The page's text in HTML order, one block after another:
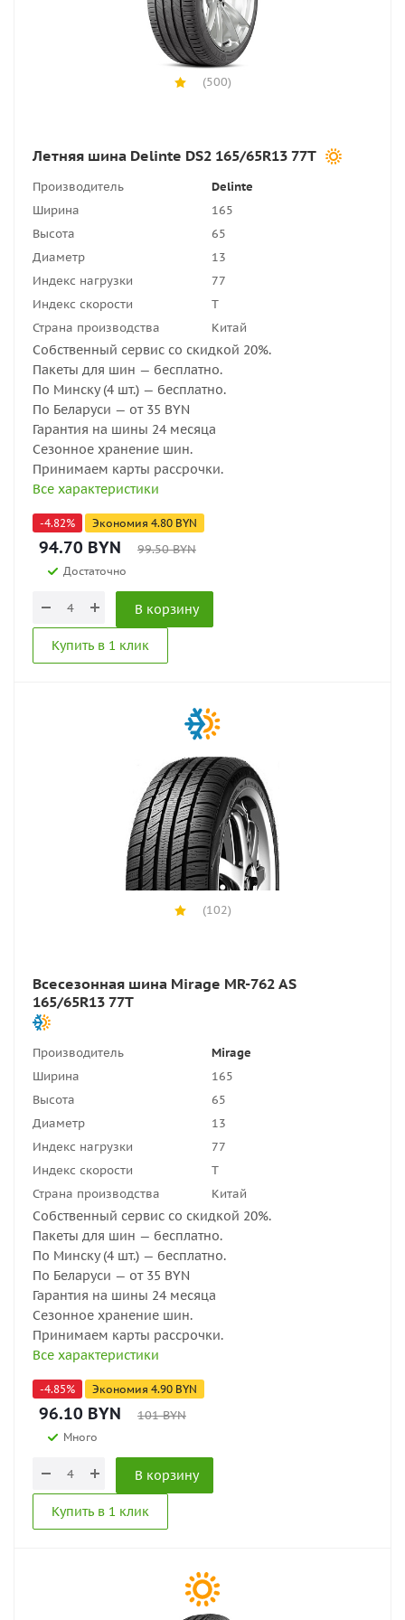
(500)
Летняя шина Delinte DS2 165/65R13 77T
Производитель
Delinte
Ширина
165
Высота
65
Диаметр
13
Индекс нагрузки
77
Индекс скорости
T
Страна производства
Китай
Собственный сервис со скидкой 20%.
Пакеты для шин — бесплатно.
По Минску (4 шт.) — бесплатно.
По Беларуси — от 35 BYN
Гарантия на шины 24 месяца
Сезонное хранение шин.
Принимаем карты рассрочки.
Все характеристики
-4.82% Экономия 4.80 BYN
94.70 BYN 99.50BYN
Достаточно
В корзину
Купить в 1 клик
(102)
Всесезонная шина Mirage MR-762 AS
165/65R13 77T
Производитель
Mirage
Ширина
165
Высота
65
Диаметр
13
Индекс нагрузки
77
Индекс скорости
T
Страна производства
Китай
Собственный сервис со скидкой 20%.
Пакеты для шин — бесплатно.
По Минску (4 шт.) — бесплатно.
По Беларуси — от 35 BYN
Гарантия на шины 24 месяца
Сезонное хранение шин.
Принимаем карты рассрочки.
Все характеристики
-4.85% Экономия 4.90 BYN
96.10 BYN 101BYN
Много
В корзину
Купить в 1 клик